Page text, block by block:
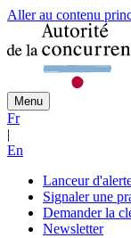
Aller au contenu
Menu
Fr
|
En
Lanceur
Signaler une
Demander la
Newsletter